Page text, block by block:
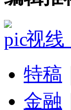
视线
特稿
金融